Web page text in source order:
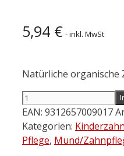
5,94 € - inkl. MwSt
Natürliche organische
JACK
N'
JILL
Organic
EAN: 9312657009017
Kategorien:
Pflege, Mund/